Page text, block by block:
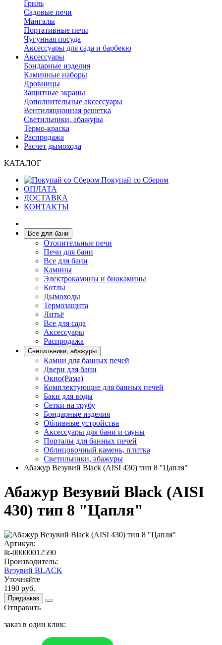
Гриль
Садовые печи
Мангалы
Портативные печи
Чугунная посуда
Аксессуары для сада и барбекю
Аксессуары
Бондарные изделия
Каминные наборы
Дровницы
Защитные экраны
Дополнительные аксессуары
Вентиляционная решетка
Светильники, абажуры
Термо-краска
Распродажа
Расчет дымохода
КАТАЛОГ
Покупай со Сбером
ОПЛАТА
ДОСТАВКА
КОНТАКТЫ
Все для бани
Отопительные печи
Печи для бани
Все для бани
Камины
Электрокамины и биокамины
Котлы
Дымоходы
Термозащита
Литьё
Все для сада
Аксессуары
Распродажа
Светильники, абажуры
Камни для банных печей
Двери для бани
Окно(Рама)
Комплектующие для банных печей
Баки для воды
Сетки на трубу
Бондарные изделия
Обливные устройства
Аксессуары для бани и сауны
Порталы для банных печей
Облицовочный камень, плитка
Светильники, абажуры
Абажур Везувий Black (AISI 430) тип 8 "Цапля"
Абажур Везувий Black (AISI
430) тип 8 "Цапля"
Артикул:
lk-00000012590
Производитель:
Везувий BLACK
Уточняйте
1190 руб.
Предзаказ
Отправить
заказ в один клик: